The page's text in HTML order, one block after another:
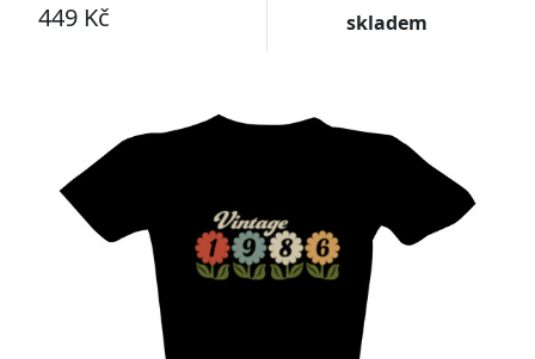
449 Kč skladem